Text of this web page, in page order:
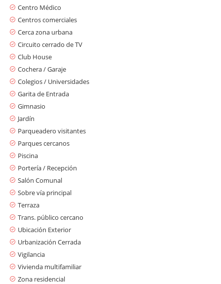
Centro Médico
Centros comerciales
Cerca zona urbana
Circuito cerrado de TV
Club House
Cochera / Garaje
Colegios / Universidades
Garita de Entrada
Gimnasio
Jardín
Parqueadero visitantes
Parques cercanos
Piscina
Portería / Recepción
Salón Comunal
Sobre vía principal
Terraza
Trans. público cercano
Ubicación Exterior
Urbanización Cerrada
Vigilancia
Vivienda multifamiliar
Zona residencial